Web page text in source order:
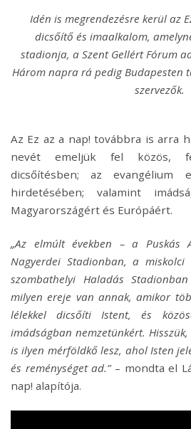
Idén is megrendezésre kerül az
dicsőítő és imaalkalom,
stadionja, a Szent Gellért Fórum
Három napra rá pedig Budapesten
szervezők.
Az Ez az a nap! továbbra is arra
nevét emeljük fel közös,
dicsőítésben; az evangélium
hirdetésében; valamint
Magyarországért és Európáért.
„Az elmúlt években – a Puskás
Nagyerdei Stadionban, a
szombathelyi Haladás
milyen ereje van annak, amikor tö
lélekkel dicsőíti Istent,és közö
imádságban nemzetünkért.
is ilyen mérföldkő lesz, ahol Isten
és reménységet ad.” – mondta el
nap! alapítója.